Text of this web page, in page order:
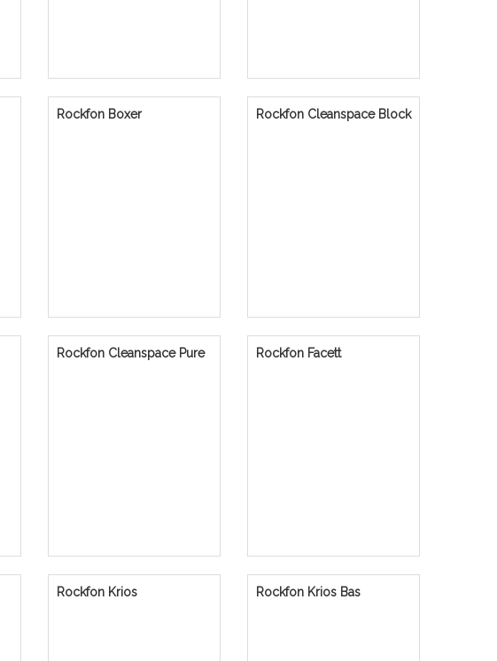
Rockfon Boxer Rockfon Cleanspace Block
Rockfon Cleanspace Pure Rockfon Facett
Rockfon Krios Rockfon Krios Bas